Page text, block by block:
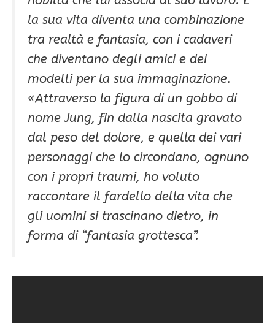
la sua vita diventa una combinazione
tra realtà e fantasia, con i cadaveri
che diventano degli amici e dei
modelli per la sua immaginazione.
«Attraverso la figura di un gobbo di
nome Jung, fin dalla nascita gravato
dal peso del dolore, e quella dei vari
personaggi che lo circondano, ognuno
con i propri traumi, ho voluto
raccontare il fardello della vita che
gli uomini si trascinano dietro, in
forma di “fantasia grottesca”.